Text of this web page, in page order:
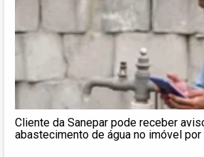
Cliente da Sanepar pode receber
abastecimento de água no imóvel por